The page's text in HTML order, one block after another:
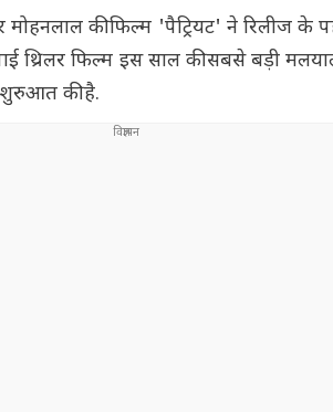
मोहनलाल की फिल्म 'पैट्रियट' ने रिलीज
थ्रिलर फिल्म इस साल की सबसे बड़ी
शुरुआत की है.